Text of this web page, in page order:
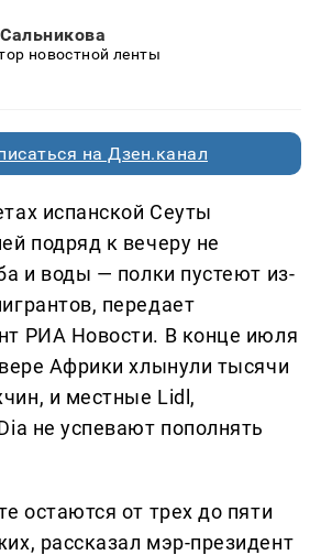
новостной ленты
на Дзен.канал
испанской Сеуты
подряд к вечеру не
и воды — полки пустеют из-
передает
РИА Новости. В конце июля
Африки хлынули тысячи
и местные Lidl,
не успевают пополнять
остаются от трех до пяти
рассказал мэр-президент